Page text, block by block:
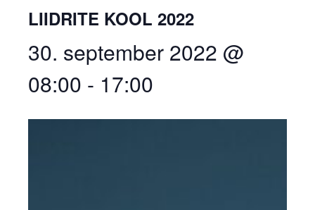
LIIDRITE KOOL 2022
30. september 2022 @
08:00 - 17:00